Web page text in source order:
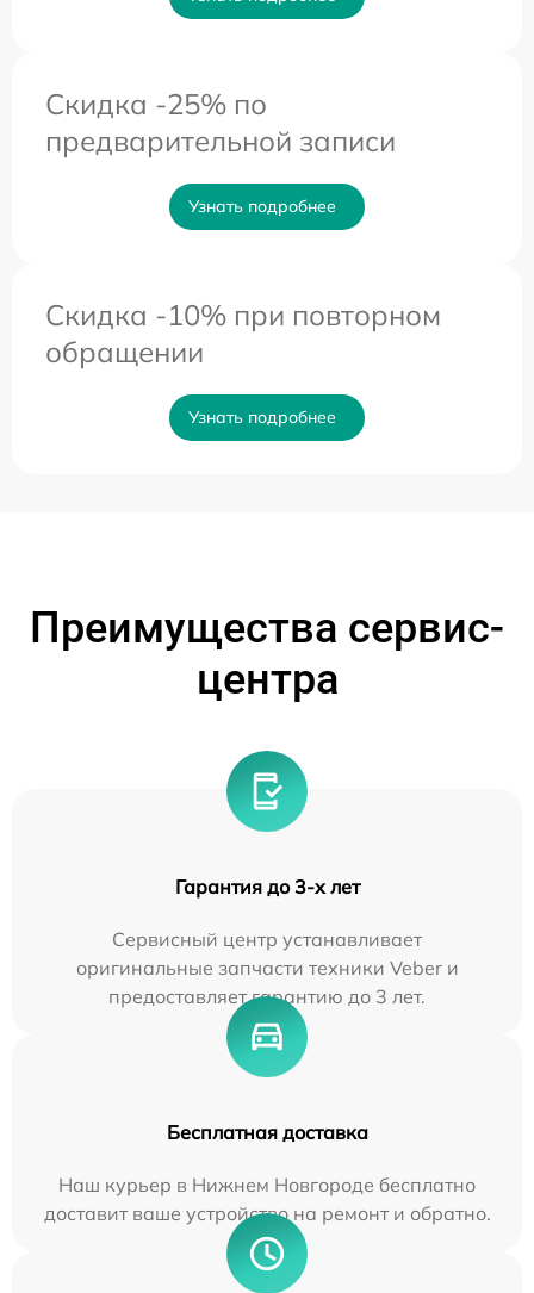
Скидка -25% по
предварительной записи
Узнать подробнее
Скидка -10% при повторном
обращении
Узнать подробнее
Преимущества сервис-
центра
Гарантия до 3-х лет
Сервисный центр устанавливает
оригинальные запчасти техники Veber и
предоставляет гарантию до 3 лет.
Бесплатная доставка
Наш курьер в Нижнем Новгороде бесплатно
доставит ваше устройство на ремонт и обратно.